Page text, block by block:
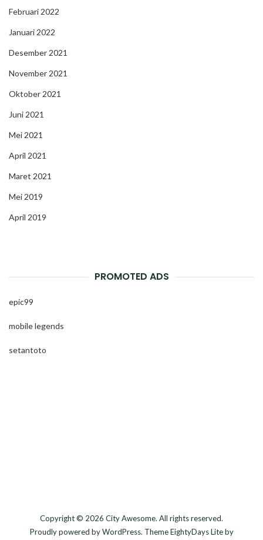
Februari 2022
Januari 2022
Desember 2021
November 2021
Oktober 2021
Juni 2021
Mei 2021
April 2021
Maret 2021
Mei 2019
April 2019
PROMOTED ADS
epic99
mobile legends
setantoto
Copyright © 2026 City Awesome. All rights reserved.
Proudly powered byWordPress. ThemeEightyDays Liteby